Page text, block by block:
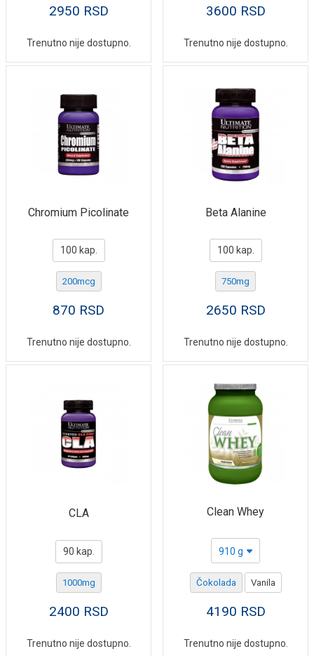
2950 RSD
Trenutno nije dostupno.
3600 RSD
Trenutno nije dostupno.
Chromium Picolinate
100 kap.
200mcg
870 RSD
Trenutno nije dostupno.
Beta Alanine
100 kap.
750mg
2650 RSD
Trenutno nije dostupno.
CLA
90 kap.
1000mg
2400 RSD
Trenutno nije dostupno.
Clean Whey
910 g
Čokolada Vanila
4190 RSD
Trenutno nije dostupno.